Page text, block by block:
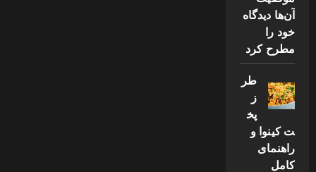
آن‌ها دیدگاه
خود را
مطرح کرد
طر
ز
پخ
ت کینوا و
راهنمای
کامل